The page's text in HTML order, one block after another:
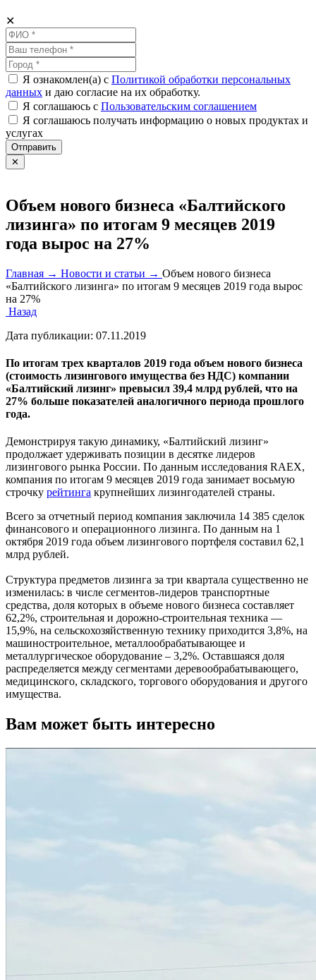
✕
Я ознакомлен(а) с Политикой обработки персональных
данных и даю согласие на их обработку.
Я соглашаюсь c Пользовательским соглашением
Я соглашаюсь получать информацию о новых продуктах и
услугах
Отправить
✕
Объем нового бизнеса «Балтийского
лизинга» по итогам 9 месяцев 2019
года вырос на 27%
Главная → Новости и статьи → Объем нового бизнеса
«Балтийского лизинга» по итогам 9 месяцев 2019 года вырос
на 27%
Назад
Дата публикации: 07.11.2019
По итогам трех кварталов 2019 года объем нового бизнеса
(стоимость лизингового имущества без НДС) компании
«Балтийский лизинг» превысил 39,4 млрд рублей, что на
27% больше показателей аналогичного периода прошлого
года.
Демонстрируя такую динамику, «Балтийский лизинг»
продолжает удерживать позиции в десятке лидеров
лизингового рынка России. По данным исследования RAEX,
компания по итогам 9 месяцев 2019 года занимает восьмую
строчку рейтинга крупнейших лизингодателей страны.
Всего за отчетный период компания заключила 14 385 сделок
финансового и операционного лизинга. По данным на 1
октября 2019 года объем лизингового портфеля составил 62,1
млрд рублей.
Структура предметов лизинга за три квартала существенно не
изменилась: в числе сегментов-лидеров транспортные
средства, доля которых в объеме нового бизнеса составляет
62,2%, строительная и дорожно-строительная техника —
15,9%, на сельскохозяйственную технику приходится 3,8%, на
машиностроительное, металлообрабатывающее и
металлургическое оборудование – 3,2%. Оставшаяся доля
распределяется между сегментами деревообрабатывающего,
медицинского, складского, торгового оборудования и другого
имущества.
Вам может быть интересно